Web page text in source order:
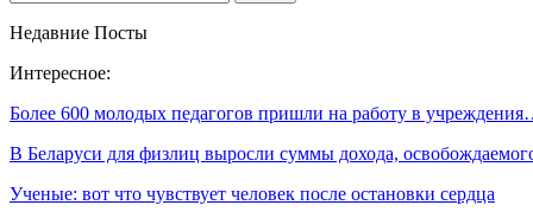
Недавние Посты
Интересное:
Более 600 молодых педагогов пришли на работу в
В Беларуси для физлиц выросли суммы дохода,
Ученые: вот что чувствует человек после остановки сердца